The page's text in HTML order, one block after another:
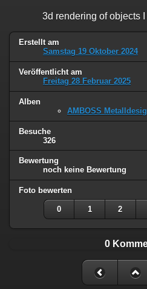
3d rendering of objects
Erstellt am
Samstag 19 Oktober 2024
Veröffentlicht am
Freitag 28 Februar 2025
Alben
AMBOSS
Besuche
326
Bewertung
noch keine Bewertung
Foto bewerten
0 1 2
0